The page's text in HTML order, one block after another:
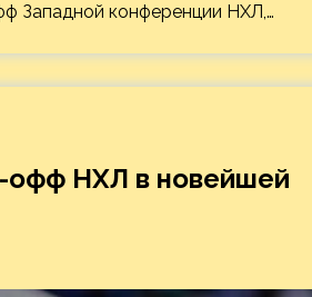
Западной конференции НХЛ,…
офф НХЛ в новейшей